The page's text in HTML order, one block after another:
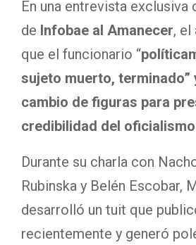
En una entrevista exclusiva
de Infobae al Amanecer, el
que el funcionario “
sujeto muerto, terminado”
cambio de figuras para
credibilidad del
Durante su charla con
Rubinska y Belén Escobar,
desarrolló un tuit que
recientemente y generó